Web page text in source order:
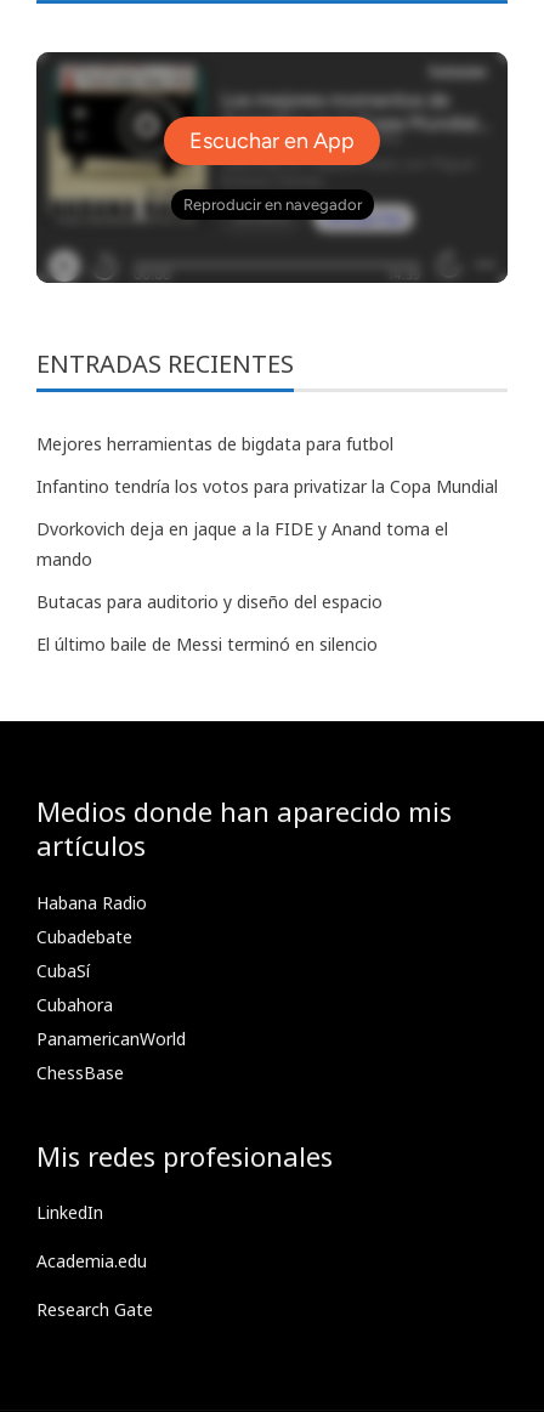
ENTRADAS RECIENTES
Mejores herramientas de bigdata para futbol
Infantino tendría los votos para privatizar la Copa Mundial
Dvorkovich deja en jaque a la FIDE y Anand toma el
mando
Butacas para auditorio y diseño del espacio
El último baile de Messi terminó en silencio
Medios donde han aparecido mis
artículos
Habana Radio
Cubadebate
CubaSí
Cubahora
PanamericanWorld
ChessBase
Mis redes profesionales
LinkedIn
Academia.edu
Research Gate